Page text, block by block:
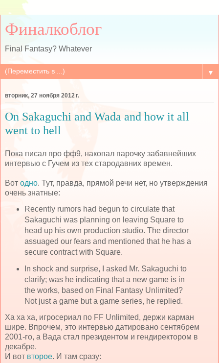
Финалкоблог
Final Fantasy? Whatever
▼
вторник, 27 ноября 2012 г.
On Sakaguchi and Wada and how it all
went to hell
Пока писал про фф9, накопал парочку забавнейших
интервью с Гучем из тех стародавних времен.
Вот одно. Тут, правда, прямой речи нет, но утверждения
очень знатные:
Recently rumors had begun to circulate that
Sakaguchi was planning on leaving Square to
head up his own production studio. The director
assuaged our fears and mentioned that he has a
secure contract with Square.
In shock and surprise, I asked Mr. Sakaguchi to
clarify; was he indicating that a new game is in
the works, based on Final Fantasy Unlimited?
Not just a game but a game series, he replied.
Ха ха ха, игросериал по FF Unlimited, держи карман
шире. Впрочем, это интервью датировано сентябрем
2001-го, а Вада стал президентом и гендиректором в
декабре.
И вот второе. И там сразу: